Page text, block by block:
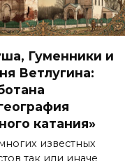
Гуменники и
Ветлугина:
катания»
известных